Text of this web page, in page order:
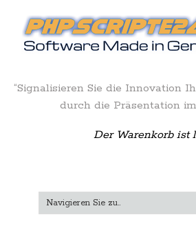
“Signalisieren Sie die Innovation
durch die Präsentation
Der Warenkorb ist